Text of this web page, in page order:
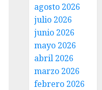
agosto 2026
julio 2026
junio 2026
mayo 2026
abril 2026
marzo 2026
febrero 2026